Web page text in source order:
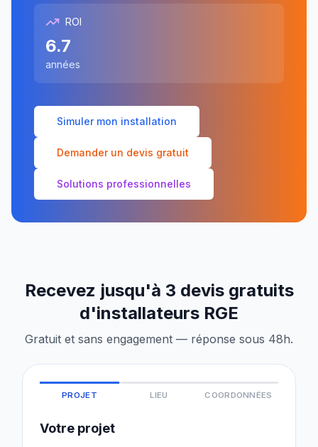
ROI
6.7
années
Simuler mon installation
Demander un devis gratuit
Solutions professionnelles
Recevez jusqu'à 3 devis gratuits
d'installateurs RGE
Gratuit et sans engagement — réponse sous 48h.
PROJET LIEU COORDONNÉES
Votre projet